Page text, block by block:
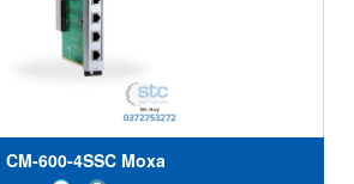
CM-600-4SSC Moxa